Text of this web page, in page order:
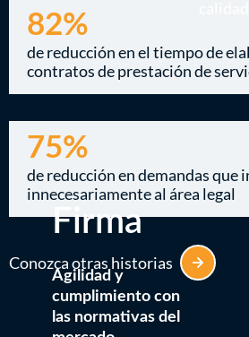
Firma
Agilidad y
cumplimiento con
las normativas del
82%
de reducción en el tiempo de
contratos de prestación de
75%
de reducción en demandas que
innecesariamente al área legal
Conozca otras historias